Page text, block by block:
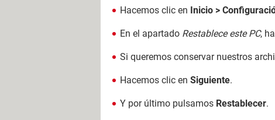
Hacemos clic en Inicio >
En el apartado Restablece este PC,
Si queremos conservar nuestros
Hacemos clic en Siguiente.
Y por último pulsamos Restablecer.